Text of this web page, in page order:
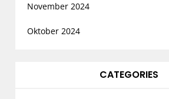
November 2024
Oktober 2024
CATEGORIES